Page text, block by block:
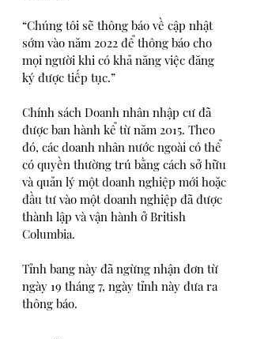
“Chúng tôi sẽ thông báo về cập nhật
sớm vào năm 2022 để thông báo cho
mọi người khi có khả năng việc đăng
ký được tiếp tục.”
Chính sách Doanh nhân nhập cư đã
được ban hành kể từ năm 2015. Theo
đó, các doanh nhân nước ngoài có thể
có quyền thường trú bằng cách sở hữu
và quản lý một doanh nghiệp mới hoặc
đầu tư vào một doanh nghiệp đã được
thành lập và vận hành ở British
Columbia.
Tỉnh bang này đã ngừng nhận đơn từ
ngày 19 tháng 7, ngày tỉnh này đưa ra
thông báo.